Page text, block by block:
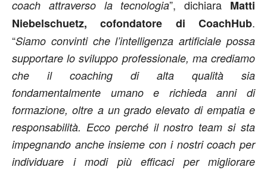
coach attraverso la tecnologia”, dichiara Matti
Niebelschuetz, cofondatore di CoachHub.
“Siamo convinti che l’intelligenza artificiale possa
supportare lo sviluppo professionale, ma crediamo
che il coaching di alta qualità sia
fondamentalmente umano e richieda anni di
formazione, oltre a un grado elevato di empatia e
responsabilità. Ecco perché il nostro team si sta
impegnando anche insieme con i nostri coach per
individuare i modi più efficaci per migliorare